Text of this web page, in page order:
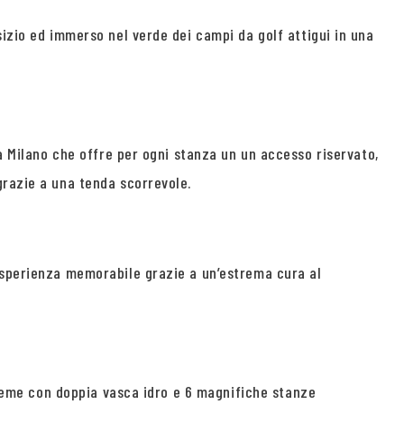
ed immerso nel verde dei campi da golf attigui in una
Milano che offre per ogni stanza un un accesso riservato,
a una tenda scorrevole.
memorabile grazie a un’estrema cura al
con doppia vasca idro e 6 magnifiche stanze